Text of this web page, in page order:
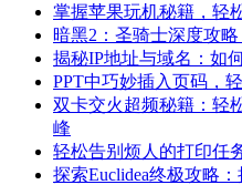
掌握苹果玩机秘籍，轻
暗黑2：圣骑士深度攻
揭秘IP地址与域名：如
PPT中巧妙插入页码，
双卡交火超频秘籍：轻
峰
轻松告别烦人的打印任
探索Euclidea终极攻略